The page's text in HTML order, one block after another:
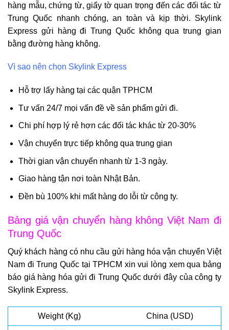
hàng mẫu, chứng từ, giấy tờ quan trọng đến các đối tác từ
Trung Quốc nhanh chóng, an toàn và kịp thời. Skylink
Express gửi hàng đi Trung Quốc không qua trung gian
bằng đường hàng không.
Vì sao nên chọn Skylink Express
Hỗ trợ lấy hàng tại các quận TPHCM
Tư vấn 24/7 mọi vấn đề về sản phẩm gửi đi.
Chi phí hợp lý rẻ hơn các đối tác khác từ 20-30%
Vận chuyển trực tiếp không qua trung gian
Thời gian vận chuyển nhanh từ 1-3 ngày.
Giao hàng tận nơi toàn Nhật Bản.
Đền bù 100% khi mất hàng do lỗi từ công ty.
Bảng giá vận chuyển hàng không Việt Nam đi
Trung Quốc
Quý khách hàng có nhu cầu gửi hàng hóa vận chuyển Việt
Nam đi Trung Quốc tại TPHCM xin vui lòng xem qua bảng
báo giá hàng hóa gửi đi Trung Quốc dưới đây của công ty
Skylink Express.
Weight (Kg) China (USD)